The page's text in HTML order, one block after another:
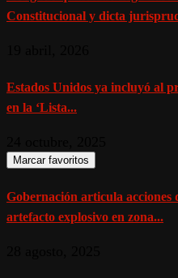
Constitucional y dicta
Estados Unidos ya incluyó al
en la ‘Lista...
Marcar favoritos
Gobernación articula acciones
artefacto explosivo en zona...